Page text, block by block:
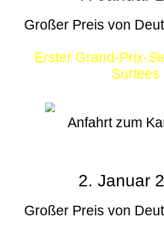
Großer Preis von
Erster Grand-Prix-
Surtees
Anfahrt zum
2. Januar
Großer Preis von